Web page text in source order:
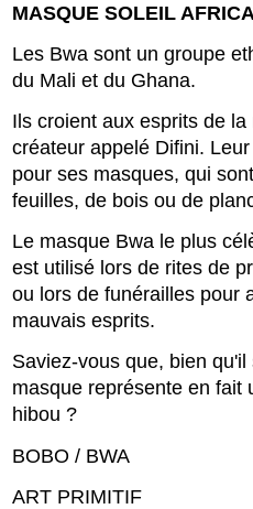
MASQUE SOLEIL
Les Bwa sont un groupe
du Mali et du Ghana.
Ils croient aux esprits de
créateur appelé Difini.
pour ses masques, qui
feuilles, de bois ou de
Le masque Bwa le plus
est utilisé lors de rites de
ou lors de funérailles pour
mauvais esprits.
Saviez-vous que, bien
masque représente en fait
hibou ?
BOBO / BWA
ART PRIMITIF